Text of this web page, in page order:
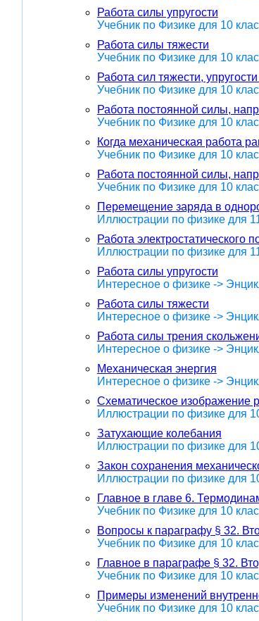
Работа силы упругости
Учебник по Физике для 10
Работа силы тяжести
Учебник по Физике для 10
Работа сил тяжести,
Учебник по Физике для 10
Работа постоянной силы,
Учебник по Физике для 10
Когда механическая работа
Учебник по Физике для 10
Работа постоянной силы,
Учебник по Физике для 10
Перемещение заряда в
Иллюстрации по физике для
Работа
Иллюстрации по физике для
Работа силы упругости
Интересное о физике ->
Работа силы тяжести
Интересное о физике ->
Работа силы трения
Интересное о физике ->
Механическая энергия
Интересное о физике ->
Схематическое изображение
Иллюстрации по физике для
Затухающие колебания
Иллюстрации по физике для
Закон сохранения
Иллюстрации по физике для
Главное в главе 6.
Учебник по Физике для 10
Вопросы к параграфу § 32.
Учебник по Физике для 10
Главное в параграфе § 32.
Учебник по Физике для 10
Примеры изменений
Учебник по Физике для 10